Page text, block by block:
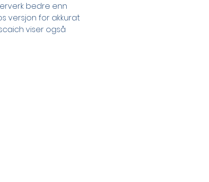
bedre enn
versjon for akkurat
viser også